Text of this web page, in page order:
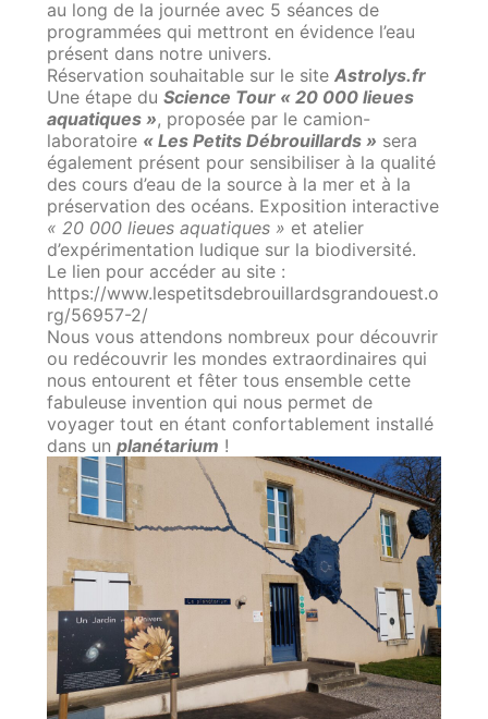
au long de la journée avec 5 séances de
programmées qui mettront en évidence l’eau
présent dans notre univers.
Réservation souhaitable sur le siteAstrolys.fr
Une étape duScience Tour « 20 000 lieues
aquatiques », proposée par le camion-
laboratoire « Les Petits Débrouillards » sera
également présent pour sensibiliser à la qualité
des cours d’eau de la source à la mer et à la
préservation des océans. Exposition interactive
« 20 000 lieues aquatiques » et atelier
d’expérimentation ludique sur la biodiversité.
Le lien pour accéder au site :
https://www.lespetitsdebrouillardsgrandouest.o
rg/56957-2/
Nous vous attendons nombreux pour découvrir
ou redécouvrir les mondes extraordinaires qui
nous entourent et fêter tous ensemble cette
fabuleuse invention qui nous permet de
voyager tout en étant confortablement installé
dans unplanétarium !